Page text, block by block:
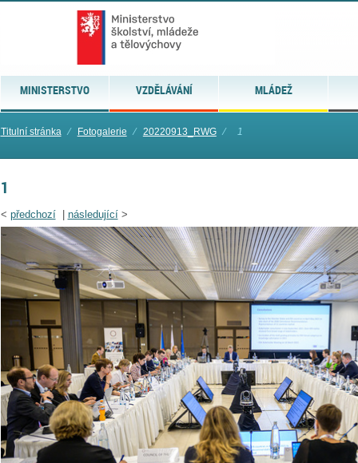
MINISTERSTVO VZDĚLÁVÁNÍ MLÁDEŽ
Titulní stránka ⁄ Fotogalerie ⁄ 20220913_RWG ⁄ 1
1
< předchozí| následující>